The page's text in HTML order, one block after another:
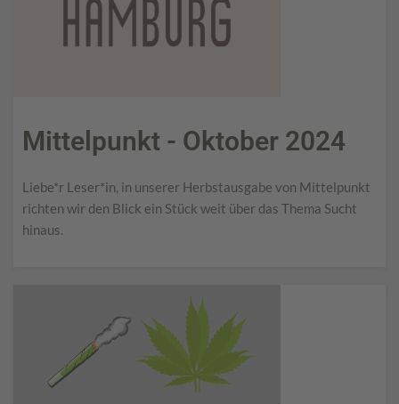
Mittelpunkt - Oktober 2024
Liebe*r Leser*in, in unserer Herbstausgabe von Mittelpunkt
richten wir den Blick ein Stück weit über das Thema Sucht
hinaus.